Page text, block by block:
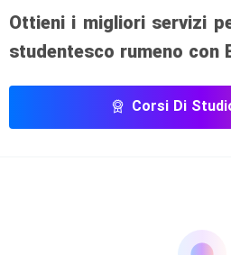
Ottieni i migliori servizi
studentesco rumeno con
Corsi Di